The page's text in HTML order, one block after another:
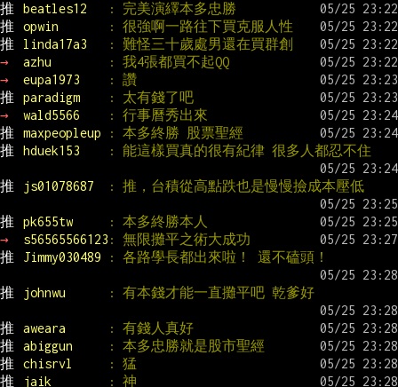
推
beatles12
: 完美演繹本多忠勝
推
opwin
: 很強啊一路往下買克服人性
推
linda17a3
: 難怪三十歲處男還在買群創
→
azhu
: 我4張都買不起QQ
→
eupa1973
: 讚
推
paradigm
: 太有錢了吧
→
wald5566
: 行事曆秀出來
推
maxpeopleup
: 本多終勝 股票聖經
推
hduek153 : 能這樣買真的很有紀律 很多人都忍不住
推 js01078687 : 推，台積從高點跌也是慢慢撿成本壓低
推 pk655tw
: 本多終勝本人
→
s56565566123 : 無限攤平之術大成功
推
Jimmy030489 : 各路學長都出來啦！ 還不磕頭！
推 johnwu : 有本錢才能一直攤平吧 乾爹好
推 aweara
: 有錢人真好
推
abiggun
: 本多忠勝就是股市聖經
推
chisrvl
: 猛
推
jaik : 神